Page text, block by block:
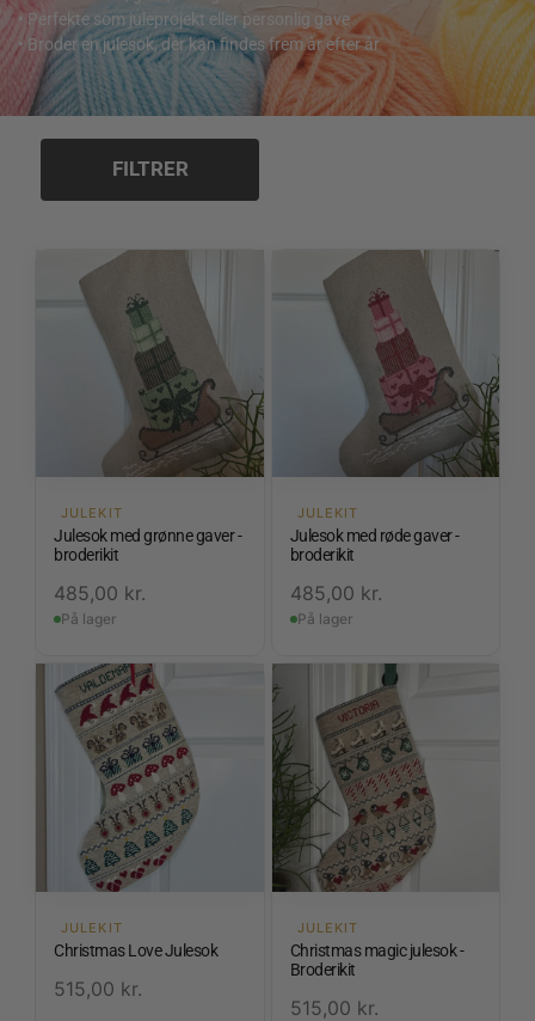
• Perfekte som juleprojekt eller personlig gave
• Broder en julesok, der kan findes frem år efter år
FILTRER
JULEKIT
Julesok med grønne gaver -
broderikit
485,00 kr.
På lager
JULEKIT
Julesok med røde gaver -
broderikit
485,00 kr.
På lager
JULEKIT
Christmas Love Julesok
515,00 kr.
JULEKIT
Christmas magic julesok -
Broderikit
515,00 kr.